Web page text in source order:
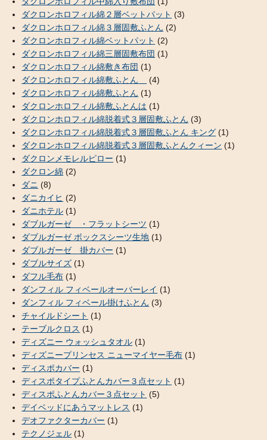
ダクロンホロフィル綿２層ベットパット (3)
ダクロンホロフィル綿３層固敷ふとん (2)
ダクロンホロフィル綿ベットパット (2)
ダクロンホロフィル綿三層固敷布団 (1)
ダクロンホロフィル綿敷き布団 (1)
ダクロンホロフィル綿敷ふとん
(4)
ダクロンホロフィル綿敷ふとん (1)
ダクロンホロフィル綿敷ふとんは (1)
ダクロンホロフィル綿脱着式３層固敷ふとん (3)
ダクロンホロフィル綿脱着式３層固敷ふとん キング (1)
ダクロンホロフィル綿脱着式３層固敷ふとんクィーン (1)
ダクロンメモレルピロー (1)
ダクロン綿 (2)
ダニ (8)
ダニカイヒ (2)
ダニホテル (1)
ダブルガーゼ ・フラットシーツ (1)
ダブルガーゼ ボックスシーツ生地 (1)
ダブルガーゼ 掛カバー (1)
ダブルサイズ (1)
ダフル毛布 (1)
ダンフィル フィベールオーバーレイ (1)
ダンフィル フィベール掛けふとん (3)
チャイルドシート (1)
テーブルクロス (1)
ディズニー ウォッシュタオル (1)
ディズニープリンセス ニューマイヤー毛布 (1)
ディスポカバー (1)
ディスポタイプふとんカバー３点セット (1)
ディスポふとんカバー３点セット (5)
デイベッドにあうマットレス (1)
デオファクターカバー (1)
テクノジェル (1)